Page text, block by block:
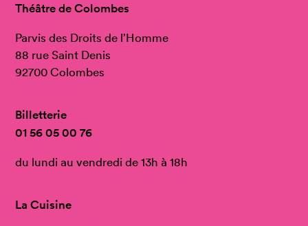
Théâtre de Colombes
Parvis des Droits de l’Homme
88 rue Saint Denis
92700 Colombes
Billetterie
01 56 05 00 76
du lundi au vendredi de 13h à 18h
La Cuisine